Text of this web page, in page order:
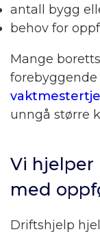
antall bygg
behov for
Mange
unngå større
Vi hjelper
med
Driftshjelp